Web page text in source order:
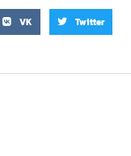
VK Twitter